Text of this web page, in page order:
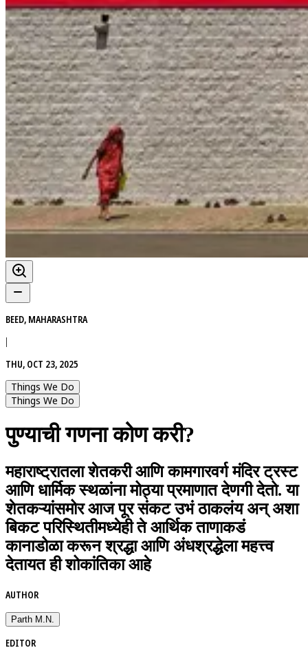
BEED, MAHARASHTRA
|
THU, OCT 23, 2025
Things We Do
Things We Do
पुण्याची गणना कोण करी?
महाराष्ट्रातला शेतकरी आणि कामगारवर्ग मंदिर ट्रस्ट
आणि धार्मिक स्थळांना मोठ्या प्रमाणात देणगी देतो. या
शेतकऱ्यांसमोर आज पूर संकट उभं ठाकलंय अन् अशा
बिकट परिस्थितीमध्येही ते आर्थिक ताणाकडं
कानाडोळा करून श्रद्धा आणि अंधश्रद्धेला महत्त्व
देतायत ही शोकांतिका आहे
AUTHOR
Parth M.N.
EDITOR